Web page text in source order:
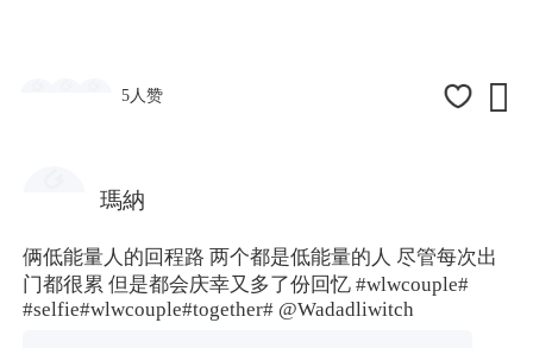
5人赞 
瑪納
俩低能量人的回程路 两个都是低能量的人 尽管每次出
门都很累 但是都会庆幸又多了份回忆#wlwcouple#
#selfie#wlwcouple#together# @Wadadliwitch